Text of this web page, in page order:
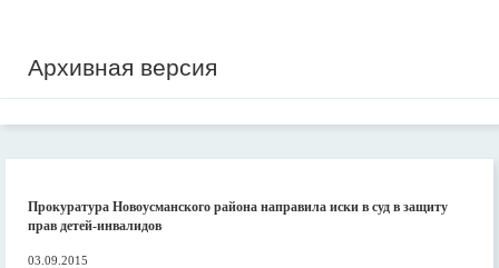
Архивная версия
Прокуратура Новоусманского района направила иски в суд в защиту
прав детей-инвалидов
03.09.2015